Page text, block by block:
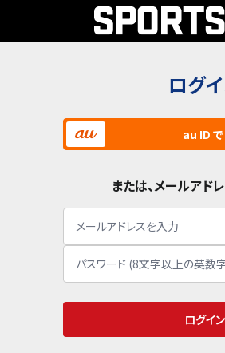
ログ
au ID
または、メールアド
ログイン